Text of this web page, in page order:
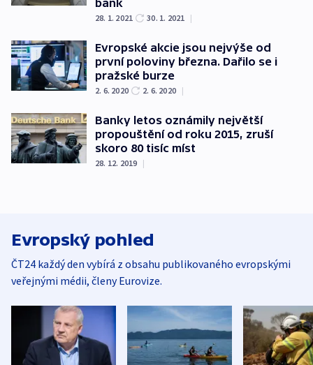
bank
28. 1. 2021 30. 1. 2021 |
Evropské akcie jsou nejvýše od
první poloviny března. Dařilo se i
pražské burze
2. 6. 2020 2. 6. 2020 |
Banky letos oznámily největší
propouštění od roku 2015, zruší
skoro 80 tisíc míst
28. 12. 2019 |
Evropský pohled
ČT24 každý den vybírá z obsahu publikovaného evropskými
veřejnými médii, členy Eurovize.